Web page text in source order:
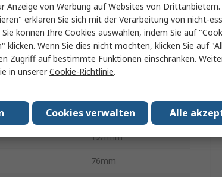
Accuride
Rackschiene
Teleskopschiene
Stahl
19.1mm
76mm
Anzeige von Werbung auf Websites von
erklären Sie sich mit der Verarbeitung von nicht-
können Ihre Cookies auswählen, indem Sie auf
klicken. Wenn Sie dies nicht möchten, klicken Sie auf
Zugriff auf bestimmte Funktionen einschränken.
in unsererCookie-Richtlinie.
Alle
Cookies verwalten